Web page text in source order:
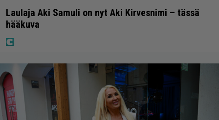
Laulaja Aki Samuli on nyt Aki Kirvesnimi – tässä
hääkuva